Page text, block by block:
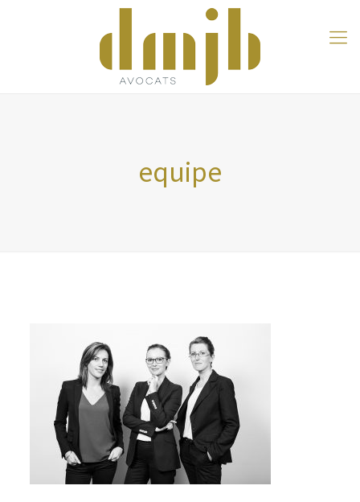
equipe